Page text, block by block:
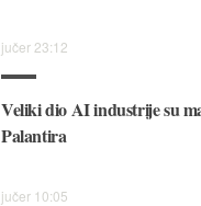
jučer 23:12
Veliki dio AI industrije su
Palantira
jučer 10:05